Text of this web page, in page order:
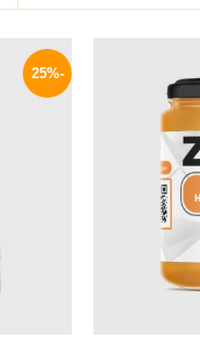
هو:
129 EGP.
-25%